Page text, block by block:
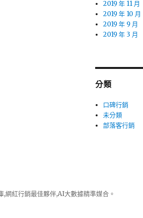
2019 年 11 月
2019 年 10 月
2019 年 9 月
2019 年 3 月
分類
口碑行銷
未分類
部落客行銷
紅行銷最佳夥伴,AI大數據精準媒合。